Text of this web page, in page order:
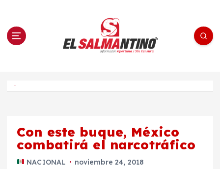
n El Salmantino - medios/noticias/editorial
Con este buque, México
combatirá el narcotráfico
NACIONAL noviembre 24, 2018